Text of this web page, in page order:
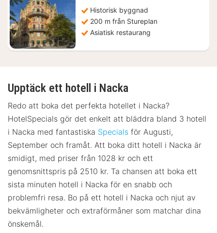
kr.
Historisk byggnad
200 m från Stureplan
Asiatisk restaurang
Upptäck ett hotell i Nacka
Redo att boka det perfekta hotellet i Nacka?
HotelSpecials gör det enkelt att bläddra bland 3 hotell
i Nacka med fantastiska Specials för Augusti,
September och framåt. Att boka ditt hotell i Nacka är
smidigt, med priser från 1028 kr och ett
genomsnittspris på 2510 kr. Ta chansen att boka ett
sista minuten hotell i Nacka för en snabb och
problemfri resa. Bo på ett hotell i Nacka och njut av
bekvämligheter och extraförmåner som matchar dina
önskemål.